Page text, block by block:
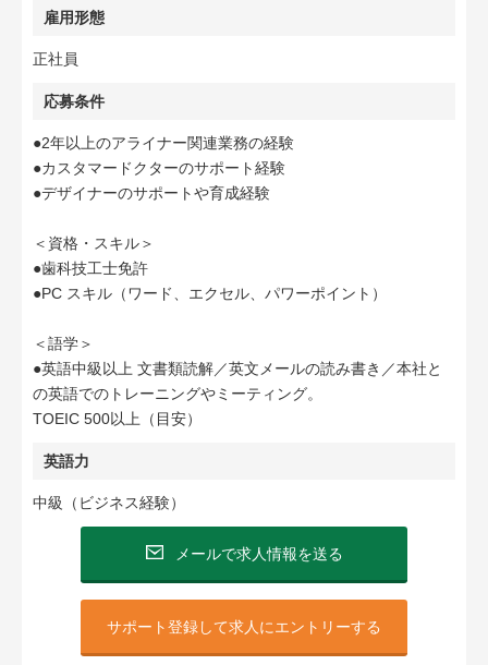
雇用形態
正社員
応募条件
●2年以上のアライナー関連業務の経験
●カスタマードクターのサポート経験
●デザイナーのサポートや育成経験
＜資格・スキル＞
●歯科技工士免許
●PC スキル（ワード、エクセル、パワーポイント）
＜語学＞
●英語中級以上 ⽂書類読解／英⽂メールの読み書き／本社と
の英語でのトレーニングやミーティング。
TOEIC 500以上（⽬安）
英語力
中級（ビジネス経験）
メールで求人情報を送る
サポート登録して求人にエントリーする